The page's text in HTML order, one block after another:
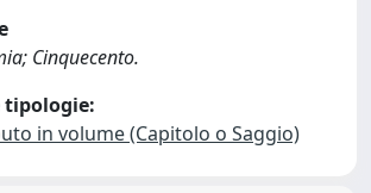
Cinquecento.
tipologie:
in volume (Capitolo o Saggio)